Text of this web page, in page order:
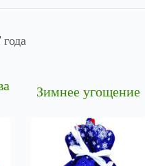
Зимнее угощение